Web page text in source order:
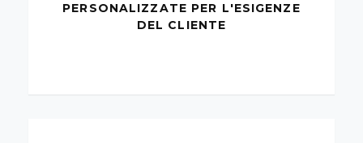
PERSONALIZZATE PER L'ESIGENZE
DEL CLIENTE